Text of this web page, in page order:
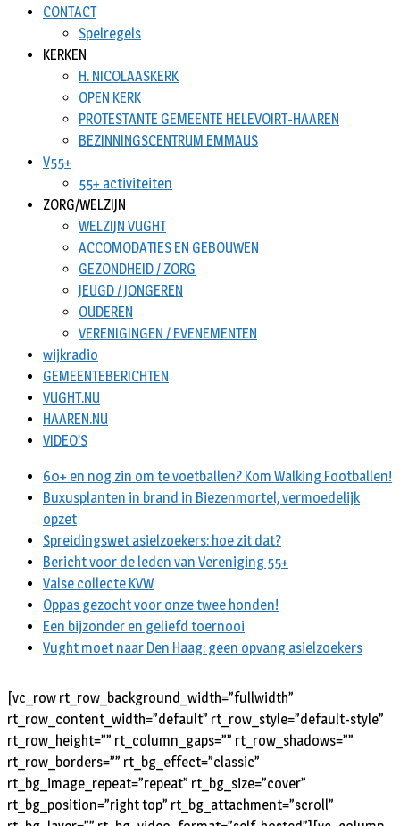
CONTACT
Spelregels
KERKEN
H. NICOLAASKERK
OPEN KERK
PROTESTANTE GEMEENTE HELEVOIRT-HAAREN
BEZINNINGSCENTRUM EMMAUS
V55+
55+ activiteiten
ZORG/WELZIJN
WELZIJN VUGHT
ACCOMODATIES EN GEBOUWEN
GEZONDHEID / ZORG
JEUGD / JONGEREN
OUDEREN
VERENIGINGEN / EVENEMENTEN
wijkradio
GEMEENTEBERICHTEN
VUGHT.NU
HAAREN.NU
VIDEO’S
60+ en nog zin om te voetballen? Kom Walking Footballen!
Buxusplanten in brand in Biezenmortel, vermoedelijk
opzet
Spreidingswet asielzoekers: hoe zit dat?
Bericht voor de leden van Vereniging 55+
Valse collecte KVW
Oppas gezocht voor onze twee honden!
Een bijzonder en geliefd toernooi
Vught moet naar Den Haag: geen opvang asielzoekers
[vc_row rt_row_background_width=”fullwidth”
rt_row_content_width=”default” rt_row_style=”default-style”
rt_row_height=”” rt_column_gaps=”” rt_row_shadows=””
rt_row_borders=”” rt_bg_effect=”classic”
rt_bg_image_repeat=”repeat” rt_bg_size=”cover”
rt_bg_position=”right top” rt_bg_attachment=”scroll”